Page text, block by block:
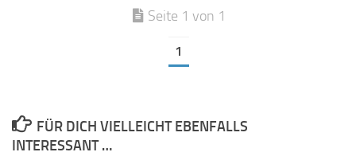
Seite 1 von 1
1
FÜR DICH VIELLEICHT EBENFALLS
INTERESSANT …